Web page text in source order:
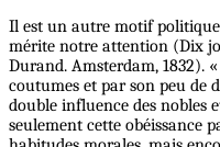
Il est un autre motif
mérite notre attention (Dix
Durand. Amsterdam, 1832).
coutumes et par son peu de
double influence des nobles
seulement cette obéissance